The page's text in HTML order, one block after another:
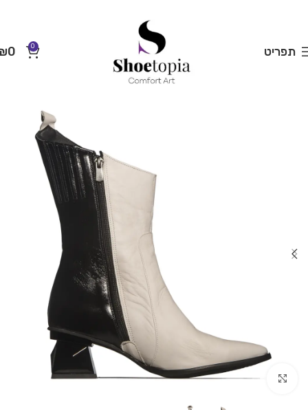
תפריט 0
0
Click to enlarge